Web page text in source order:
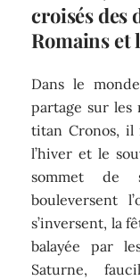
croisés des
Romains et
Dans le
partage sur
titan Cronos, il
l’hiver et le
sommet
bouleversent
s’inversent, la
balayée par
Saturne,